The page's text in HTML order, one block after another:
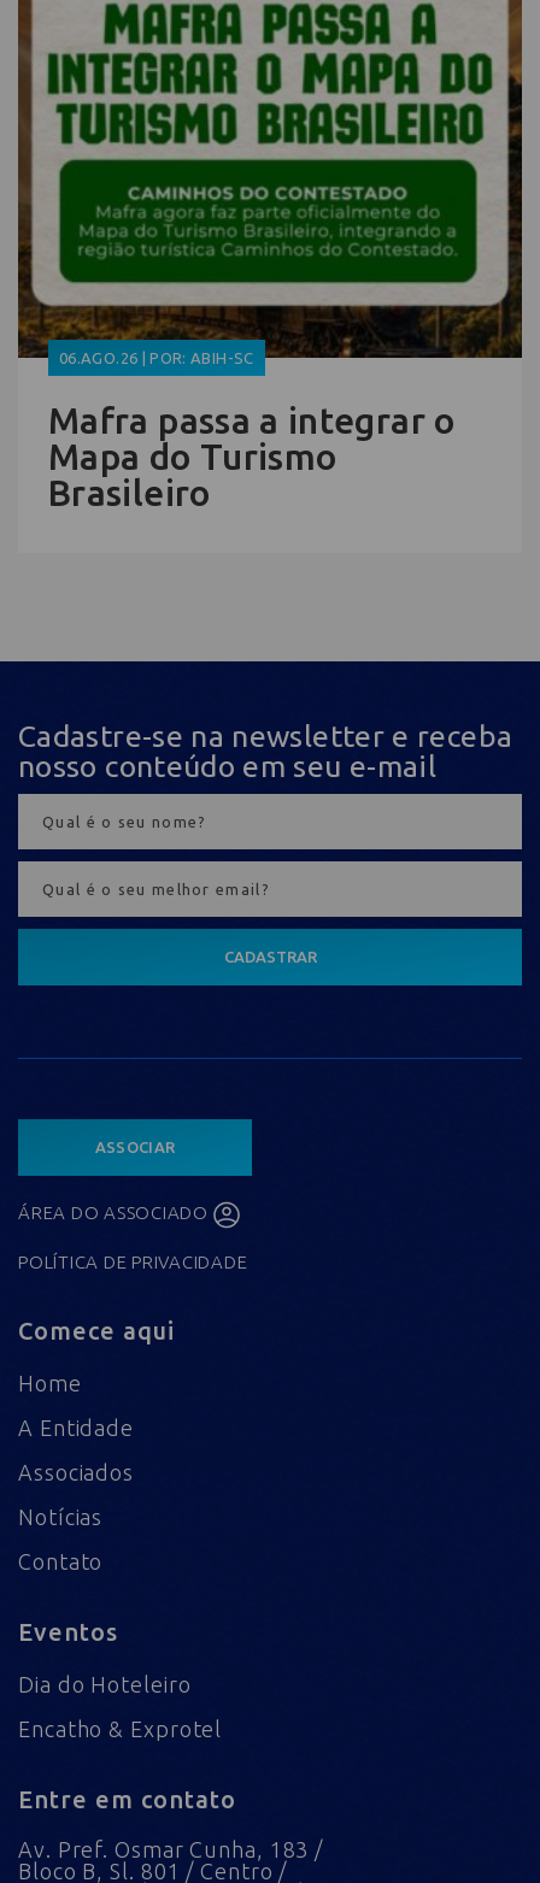
06.AGO.26 | POR: ABIH-SC
Mafra passa a integrar o
Mapa do Turismo
Brasileiro
Cadastre-se na newsletter e receba
nosso conteúdo em seu e-mail
CADASTRAR
ASSOCIAR
ÁREA DO ASSOCIADO
POLÍTICA DE PRIVACIDADE
Comece aqui
Home
A Entidade
Associados
Notícias
Contato
Eventos
Dia do Hoteleiro
Encatho & Exprotel
Entre em contato
Av. Pref. Osmar Cunha, 183 /
Bloco B, Sl. 801 / Centro /